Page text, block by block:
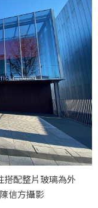
搭配整片玻璃為外
信方攝影